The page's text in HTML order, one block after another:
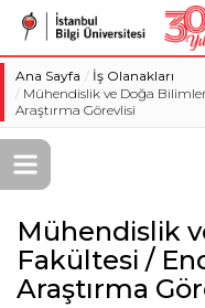
Ana Sayfa
İş Olanakları
Mühendislik ve Doğa
Araştırma Görevlisi
Mühendislik
Fakültesi /
Araştırma